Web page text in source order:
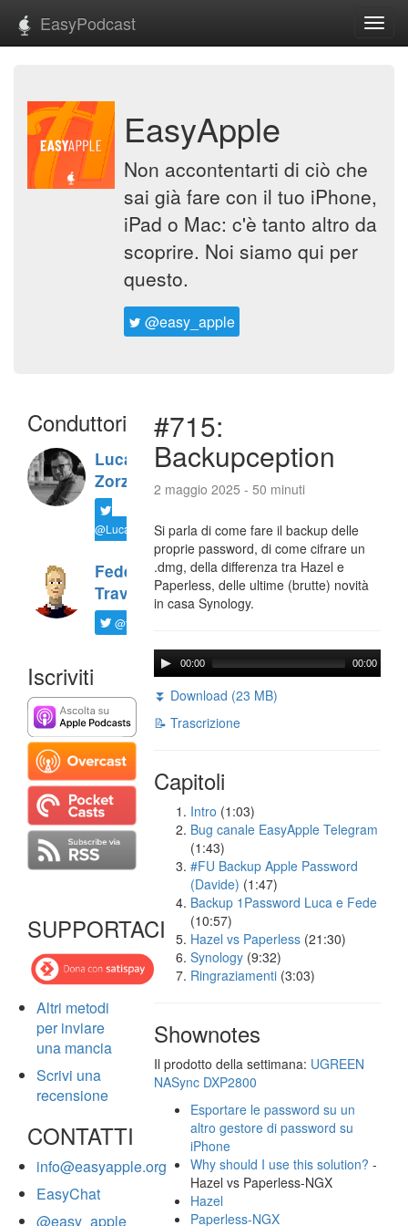
EasyPodcast
EasyApple
Non accontentarti di ciò che
sai già fare con il tuo iPhone,
iPad o Mac: c'è tanto altro da
scoprire. Noi siamo qui per
questo.
@easy_apple
Conduttori
Luca
Zorzi
@LucaTNT
Federico
Travaini
@ftrava
Iscriviti
SUPPORTACI
Altri metodi
per inviare
una mancia
Scrivi una
recensione
CONTATTI
info@easyapple.org
EasyChat
@easy_apple
#715:
Backupception
2 maggio 2025 - 50 minuti
Si parla di come fare il backup delle
proprie password, di come cifrare un
.dmg, della differenza tra Hazel e
Paperless, delle ultime (brutte) novità
in casa Synology.
00:00 00:00
⏬ Download (23 MB)
📝 Trascrizione
Capitoli
Intro (1:03)
Bug canale EasyApple Telegram
(1:43)
#FU Backup Apple Password
(Davide) (1:47)
Backup 1Password Luca e Fede
(10:57)
Hazel vs Paperless (21:30)
Synology (9:32)
Ringraziamenti (3:03)
Shownotes
Il prodotto della settimana: UGREEN
NASync DXP2800
Esportare le password su un
altro gestore di password su
iPhone
Why should I use this solution? -
Hazel vs Paperless-NGX
Hazel
Paperless-NGX